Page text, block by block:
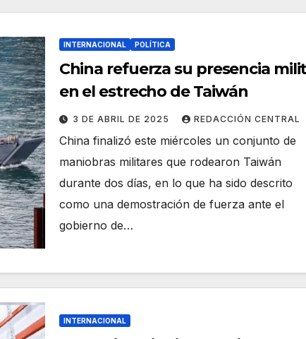
INTERNACIONAL POLÍTICA
China refuerza su presencia
en el estrecho de Taiwán
3 DE ABRIL DE 2025 REDACCIÓN CENTRAL
China finalizó este miércoles un conjunto de
maniobras militares que rodearon Taiwán
durante dos días, en lo que ha sido descrito
como una demostración de fuerza ante el
gobierno de…
INTERNACIONAL